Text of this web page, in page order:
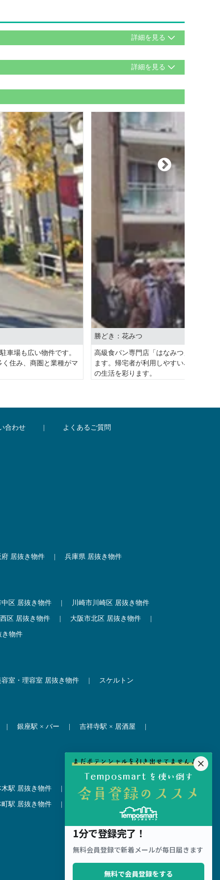
車場も広い物件です。
住み、商圏と業種がマ
マートなら、そういっ
勝どき：花みつ
高級食パン専門店「はなみつ」。周囲
ます。帰宅者が利用しやすい､駅直結の
の生活を彩ります。
マンションの店舗区画物件の場合は住
合わせ よくあるご質問
府 居抜き物件 兵庫県 居抜き物件
区 居抜き物件 川崎市川崎区 居抜き物件
区 居抜き物件 大阪市北区 居抜き物件
き物件
容室・理容室 居抜き物件 スケルトン
銀座駅 × バー 吉祥寺駅 × 居酒屋
木駅 居抜き物件 赤坂見附駅 居抜き物件
町駅 居抜き物件